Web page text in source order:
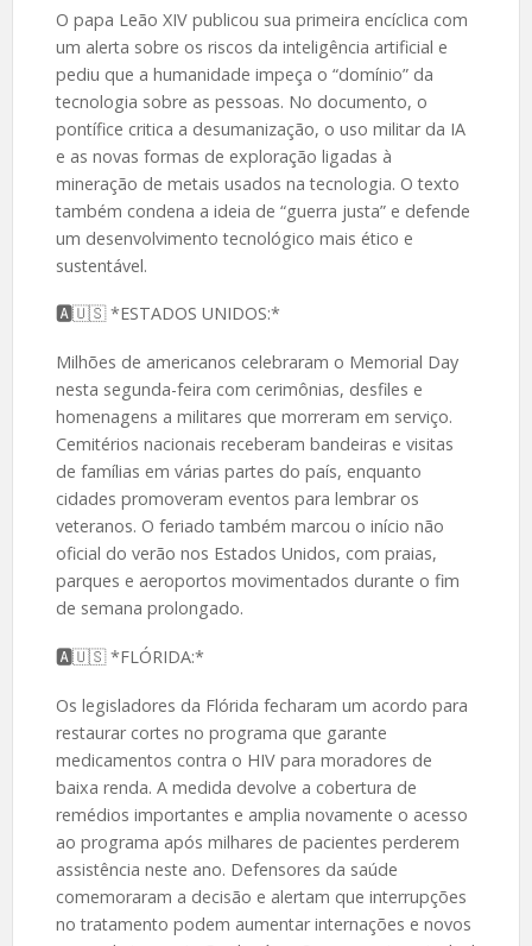
O papa Leão XIV publicou sua primeira encíclica com
um alerta sobre os riscos da inteligência artificial e
pediu que a humanidade impeça o “domínio” da
tecnologia sobre as pessoas. No documento, o
pontífice critica a desumanização, o uso militar da IA
e as novas formas de exploração ligadas à
mineração de metais usados na tecnologia. O texto
também condena a ideia de “guerra justa” e defende
um desenvolvimento tecnológico mais ético e
sustentável.
🅰️🇺🇸 *ESTADOS UNIDOS:*
Milhões de americanos celebraram o Memorial Day
nesta segunda-feira com cerimônias, desfiles e
homenagens a militares que morreram em serviço.
Cemitérios nacionais receberam bandeiras e visitas
de famílias em várias partes do país, enquanto
cidades promoveram eventos para lembrar os
veteranos. O feriado também marcou o início não
oficial do verão nos Estados Unidos, com praias,
parques e aeroportos movimentados durante o fim
de semana prolongado.
🅰️🇺🇸 *FLÓRIDA:*
Os legisladores da Flórida fecharam um acordo para
restaurar cortes no programa que garante
medicamentos contra o HIV para moradores de
baixa renda. A medida devolve a cobertura de
remédios importantes e amplia novamente o acesso
ao programa após milhares de pacientes perderem
assistência neste ano. Defensores da saúde
comemoraram a decisão e alertam que interrupções
no tratamento podem aumentar internações e novos